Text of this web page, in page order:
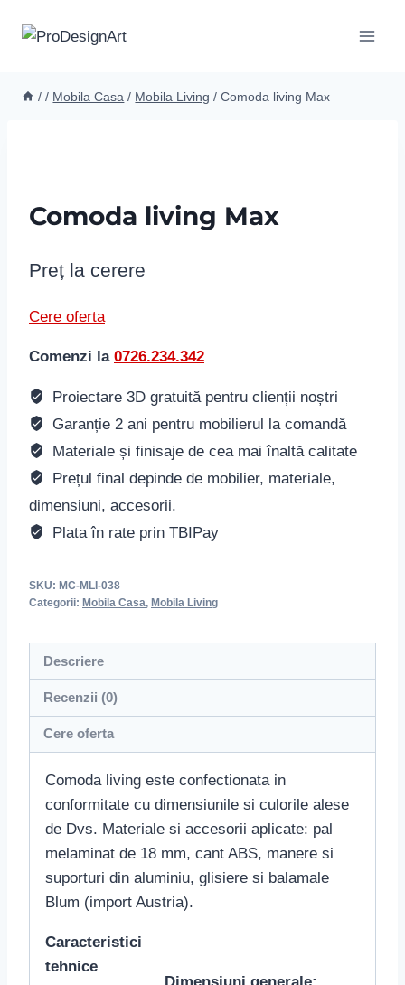
/ / Mobila Casa / Mobila Living / Comoda living Max
Comoda living Max
Preț la cerere
Cere oferta
Comenzi la 0726.234.342
Proiectare 3D gratuită pentru clienții noștri
Garanție 2 ani pentru mobilierul la comandă
Materiale și finisaje de cea mai înaltă calitate
Prețul final depinde de mobilier, materiale,
dimensiuni, accesorii.
Plata în rate prin TBIPay
SKU: MC-MLI-038
Categorii: Mobila Casa, Mobila Living
Descriere
Recenzii (0)
Cere oferta
Comoda living este confectionata in
conformitate cu dimensiunile si culorile alese
de Dvs. Materiale si accesorii aplicate: pal
melaminat de 18 mm, cant ABS, manere si
suporturi din aluminiu, glisiere si balamale
Blum (import Austria).
Caracteristici
tehnice